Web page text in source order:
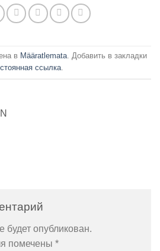
в Määratlemata. Добавить в закладки
ссылка.
будет опубликован.
помечены *